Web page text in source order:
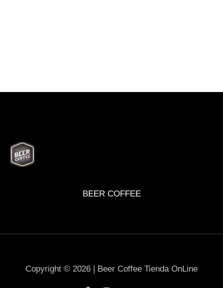
BEER COFFEE
Copyright © 2026 | Beer Coffee Tienda OnLine